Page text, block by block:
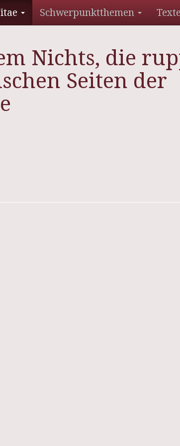
Schwerpunktthemen Texte
Nichts, die
Seiten der